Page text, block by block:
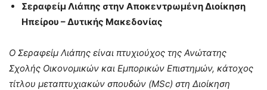
Σεραφείμ Λιάπης στην Αποκεντρωμένη Διοίκηση
Ηπείρου – Δυτικής Μακεδονίας
Ο Σεραφείμ Λιάπης είναι πτυχιούχος της Ανώτατης
Σχολής Οικονομικών και Εμπορικών Επιστημών, κάτοχος
τίτλου μεταπτυχιακών σπουδών (MSc) στη Διοίκηση